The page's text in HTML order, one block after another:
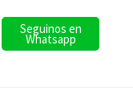
Seguinos en
Whatsapp